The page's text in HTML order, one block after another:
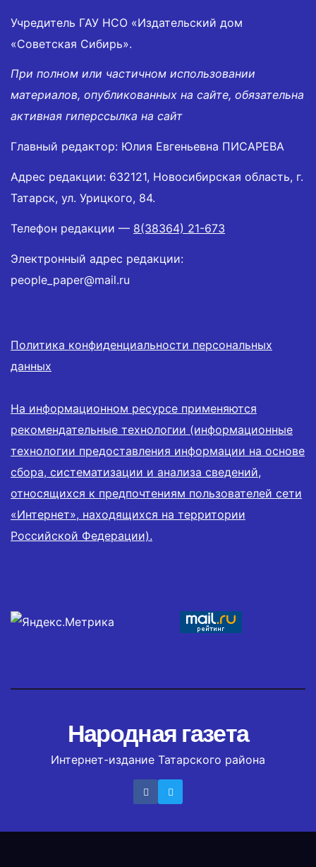
Учредитель ГАУ НСО «Издательский дом
«Советская Сибирь».
При полном или частичном использовании
материалов, опубликованных на сайте, обязательна
активная гиперссылка на сайт
Главный редактор: Юлия Евгеньевна ПИСАРЕВА
Адрес редакции: 632121, Новосибирская область, г.
Татарск, ул. Урицкого, 84.
Телефон редакции — 8(38364) 21-673
Электронный адрес редакции:
people_paper@mail.ru
Политика конфиденциальности персональных
данных
На информационном ресурсе применяются
рекомендательные технологии (информационные
технологии предоставления информации на основе
сбора, систематизации и анализа сведений,
относящихся к предпочтениям пользователей сети
«Интернет», находящихся на территории
Российской Федерации).
Народная газета
Интернет-издание Татарского района